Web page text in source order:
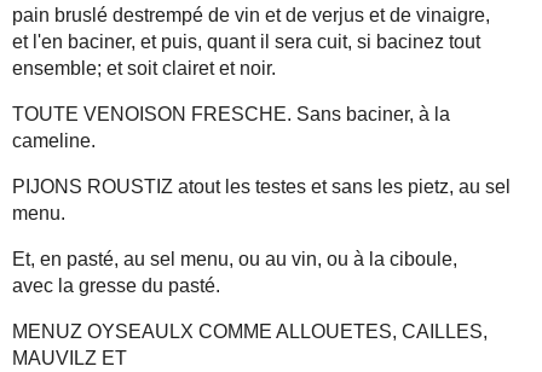
pain bruslé destrempé de vin et de verjus et de vinaigre,
et l'en baciner, et puis, quant il sera cuit, si bacinez tout
ensemble; et soit clairet et noir.
TOUTE VENOISON FRESCHE. Sans baciner, à la
cameline.
PIJONS ROUSTIZ atout les testes et sans les pietz, au sel
menu.
Et, en pasté, au sel menu, ou au vin, ou à la ciboule,
avec la gresse du pasté.
MENUZ OYSEAULX COMME ALLOUETES, CAILLES,
MAUVILZ ET